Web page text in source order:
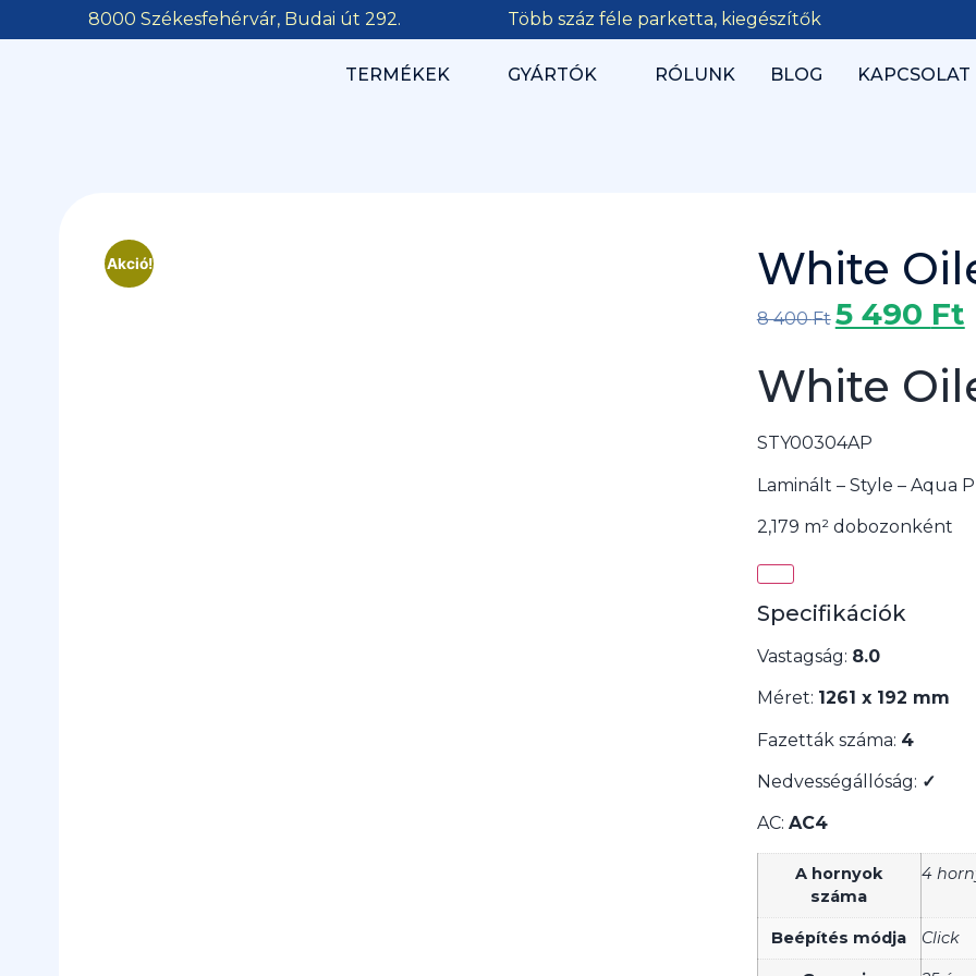
8000 Székesfehérvár, Budai út 292. Több száz féle parketta, kiegészítők
TERMÉKEK GYÁRTÓK RÓLUNK BLOG KAPCSOLAT
Akció! White
8 400Ft 5 490 Ft
White
STY00304AP
Laminált – Style – Aqua
2,179 m² dobozonként
Specifikációk
Vastagság: 8.0
Méret: 1261 x 192 mm
Fazetták száma: 4
Nedvességállóság: ✓
AC: AC4
A hornyok
száma
4
Beépítés módja Click